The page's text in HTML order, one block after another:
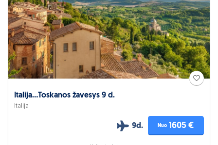
Italija...Toskanos žavesys 9 d.
Italija
9d. Nuo 1605 €